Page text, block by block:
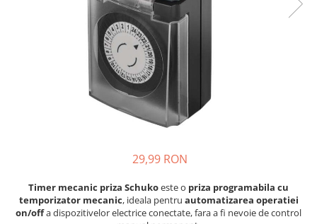
29,99 RON
Timer mecanic priza Schukoeste o priza programabila cu
temporizator mecanic, ideala pentru automatizarea operatiei
on/offa dispozitivelor electrice conectate, fara a fi nevoie de control